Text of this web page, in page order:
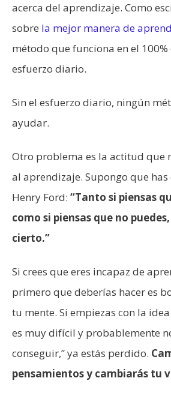
acerca del aprendizaje. Como
sobre la mejor manera de
método que funciona en el 100%
esfuerzo diario.
Sin el esfuerzo diario, ningún
ayudar.
Otro problema es la actitud que
al aprendizaje. Supongo que
Henry Ford: “Tanto si piensas
como si piensas que no
cierto.”
Si crees que eres incapaz de
primero que deberías hacer es
tu mente. Si empiezas con la
es muy difícil y probablemente
conseguir,” ya estás perdido.
pensamientos y cambiarás tu